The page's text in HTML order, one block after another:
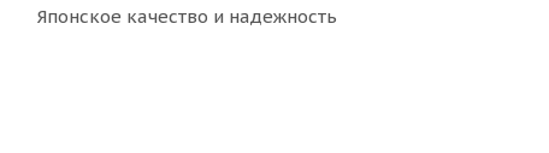
Японское качество и надежность